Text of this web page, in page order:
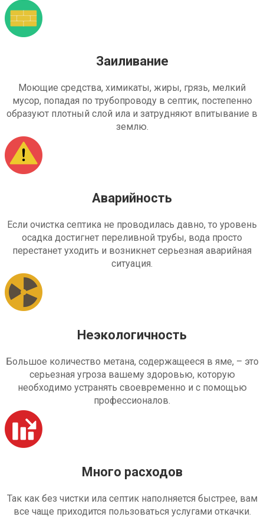
Заиливание
Моющие средства, химикаты, жиры, грязь, мелкий
мусор, попадая по трубопроводу в септик, постепенно
образуют плотный слой ила и затрудняют впитывание в
землю.
Аварийность
Если очистка септика не проводилась давно, то уровень
осадка достигнет переливной трубы, вода просто
перестанет уходить и возникнет серьезная аварийная
ситуация.
Неэкологичность
Большое количество метана, содержащееся в яме, – это
серьезная угроза вашему здоровью, которую
необходимо устранять своевременно и с помощью
профессионалов.
Много расходов
Так как без чистки ила септик наполняется быстрее, вам
все чаще приходится пользоваться услугами откачки.